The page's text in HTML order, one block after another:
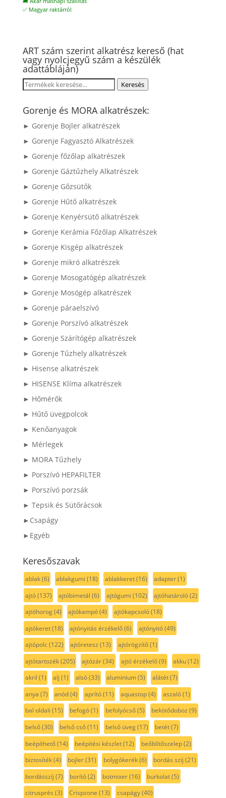
✅ Magyar raktárról
ART szám szerint alkatrész kereső (hat
vagy nyolcjegyű szám a készülék
adattábláján)
Keresés
következőre:
Keresés
Gorenje és MORA alkatrészek:
► Gorenje Bojler alkatrészek
► Gorenje Fagyasztó Alkatrészek
► Gorenje főzőlap alkatrészek
► Gorenje Gáztűzhely Alkatrészek
► Gorenje Gőzsütők
► Gorenje Hűtő alkatrészek
► Gorenje Kenyérsütő alkatrészek
► Gorenje Kerámia Főzőlap Alkatrészek
► Gorenje Kisgép alkatrészek
► Gorenje mikró alkatrészek
► Gorenje Mosogatógép alkatrészek
► Gorenje Mosógép alkatrészek
► Gorenje páraelszívó
► Gorenje Porszívó alkatrészek
► Gorenje Szárítógép alkatrészek
► Gorenje Tűzhely alkatrészek
► Hisense alkatrészek
► HISENSE Klíma alkatrészek
► Hőmérők
► Hűtő üvegpolcok
► Kenőanyagok
► Mérlegek
► MORA Tűzhely
► Porszívó HEPAFILTER
► Porszívó porzsák
► Tepsik és Sütőrácsok
►Csapágy
►Egyéb
Keresőszavak
ablak(6) ablakgumi (18) ablakkeret(16) adapter(1)
ajtó(137) ajtóbimetál (6) ajtógumi (102) ajtóhatároló(2)
ajtóhorog(4) ajtókampó(4) ajtókapcsoló(18)
ajtókeret(18) ajtónyitás érzékelő(6) ajtónyitó(49)
ajtópolc(122) ajtóretesz (13) ajtórögzítő(1)
ajtótartozék(205) ajtózár(34) ajtó érzékelő(9) akku(12)
akril (1) alj (1) alsó(33) aluminium(5) alátét(7)
anya (7) anód(4) aprító(11) aquastop(4) aszaló(1)
bal oldali (15) befogó(1) befolyócső(5) bekötődoboz (9)
belső(30) belső cső(11) belső üveg(17) betét(7)
beépíthető(14) beépítési készlet(12) beőblítőszelep(2)
biztosíték(4) bojler(31) bolygókerék(6) bordás szíj (21)
bordásszíj (7) borító(2) botmixer(16) burkolat(5)
citrusprés (3) Crispzone (13) csapágy(40)